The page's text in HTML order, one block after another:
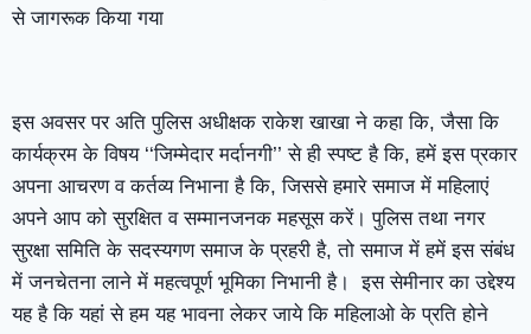
से जागरूक किया गया
इस अवसर पर अति पुलिस अधीक्षक राकेश खाखा ने कहा कि, जैसा कि
कार्यक्रम के विषय ‘‘जिम्मेदार मर्दानगी’’ से ही स्पष्ट है कि, हमें इस प्रकार
अपना आचरण व कर्तव्य निभाना है कि, जिससे हमारे समाज में महिलाएं
अपने आप को सुरक्षित व सम्मानजनक महसूस करें। पुलिस तथा नगर
सुरक्षा समिति के सदस्यगण समाज के प्रहरी है, तो समाज में हमें इस संबंध
में जनचेतना लाने में महत्वपूर्ण भूमिका निभानी है। इस सेमीनार का उद्देश्य
यह है कि यहां से हम यह भावना लेकर जाये कि महिलाओ के प्रति होने